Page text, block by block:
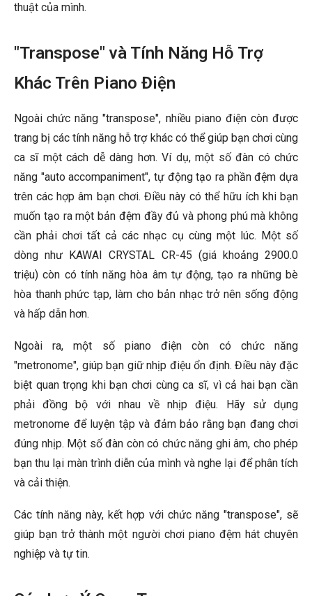
thuật của mình.
"Transpose" và Tính Năng Hỗ Trợ
Khác Trên Piano Điện
Ngoài chức năng "transpose", nhiều piano điện còn được
trang bị các tính năng hỗ trợ khác có thể giúp bạn chơi cùng
ca sĩ một cách dễ dàng hơn. Ví dụ, một số đàn có chức
năng "auto accompaniment", tự động tạo ra phần đệm dựa
trên các hợp âm bạn chơi. Điều này có thể hữu ích khi bạn
muốn tạo ra một bản đệm đầy đủ và phong phú mà không
cần phải chơi tất cả các nhạc cụ cùng một lúc. Một số
dòng như KAWAI CRYSTAL CR-45 (giá khoảng 2900.0
triệu) còn có tính năng hòa âm tự động, tạo ra những bè
hòa thanh phức tạp, làm cho bản nhạc trở nên sống động
và hấp dẫn hơn.
Ngoài ra, một số piano điện còn có chức năng
"metronome", giúp bạn giữ nhịp điệu ổn định. Điều này đặc
biệt quan trọng khi bạn chơi cùng ca sĩ, vì cả hai bạn cần
phải đồng bộ với nhau về nhịp điệu. Hãy sử dụng
metronome để luyện tập và đảm bảo rằng bạn đang chơi
đúng nhịp. Một số đàn còn có chức năng ghi âm, cho phép
bạn thu lại màn trình diễn của mình và nghe lại để phân tích
và cải thiện.
Các tính năng này, kết hợp với chức năng "transpose", sẽ
giúp bạn trở thành một người chơi piano đệm hát chuyên
nghiệp và tự tin.